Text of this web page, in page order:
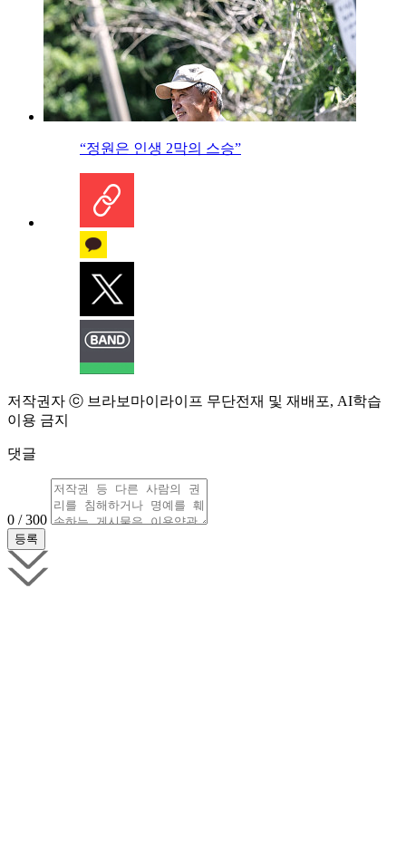
“정원은 인생 2막의 스승”
저작권자 ⓒ 브라보마이라이프 무단전재 및 재배포, AI학습
이용 금지
댓글
0 / 300